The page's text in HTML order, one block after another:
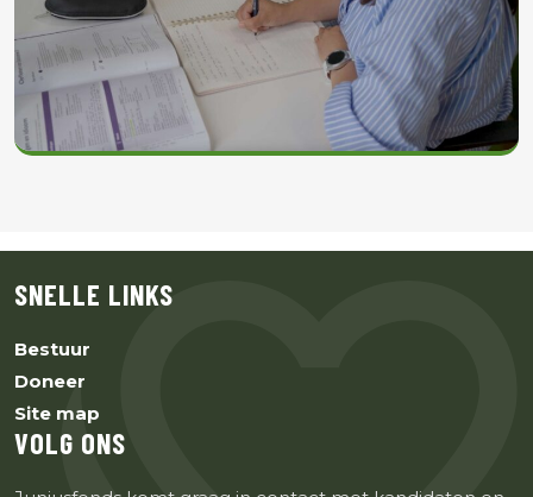
SNELLE LINKS
Bestuur
Doneer
Site map
VOLG ONS